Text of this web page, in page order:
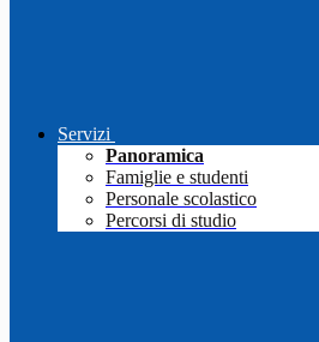
Servizi
Panoramica
Famiglie e studenti
Personale scolastico
Percorsi di studio